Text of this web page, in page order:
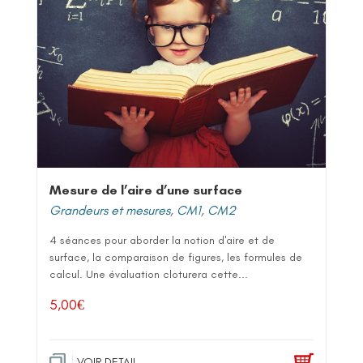
Mesure de l’aire d’une surface
Grandeurs et mesures, CM1, CM2
4 séances pour aborder la notion d'aire et de
surface, la comparaison de figures, les formules de
calcul. Une évaluation cloturera cette...
5,00€